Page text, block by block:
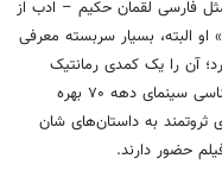
فارسی لقمان حکیم – ادب از
او البته، بسیار سربسته معرفی
آن را یک کمدی رمانتیک
ماجراجویانه ذکر کرده است. اثری که از زیبایی شناسی سینمای دهه ۷۰ بهره
به داستان‌های شان
حضور دارند.